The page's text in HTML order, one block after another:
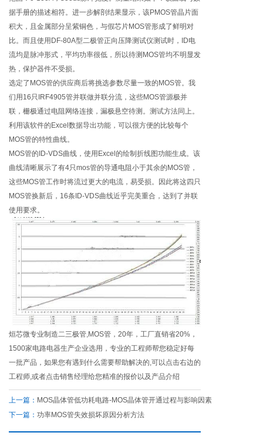
据手册的描述相符。进一步解剖结果显示，该PMOS管晶片面
积大，且金属部分呈紫铜色，与假芯片MOS管形成了鲜明对
比。而且使用DF-80A型二极管正向压降测试仪测试时，ID电
流均是脉冲形式，平均功率很低，所以待测MOS管均不明显发
热，保护器件不受损。
选定了MOS管的供应商后将挑选参数尽量一致的MOS管。我
们用16只IRF4905管并联做并联分流，这些MOS管源极并
联，栅极通过电阻网络连接，漏极悬空待测。测试方法同上。
利用该软件的Excel数据导出功能，可以很方便的比较每个
MOS管的特性曲线。
MOS管的ID-VDS曲线，使用Excel的绘制折线图功能生成。该
曲线清晰展示了有4只mos管的导通电阻小于其余的MOS管，
这些MOS管工作时将流过更大的电流，易受损。因此将这四只
MOS管换新后，16条ID-VDS曲线近乎完美重合，达到了并联
使用要求。
烜芯微专业制造二三极管,MOS管，20年，工厂直销省20%，
1500家电路电器生产企业选用，专业的工程师帮您稳定好每
一批产品，如果您有遇到什么需要帮助解决的,可以点击右边的
工程师,或者点击销售经理给您精准的报价以及产品介绍
上一篇： MOS晶体管低功耗电路-MOS晶体管开通过程与影响因素
下一篇： 功率MOS管失效损坏原因分析方法